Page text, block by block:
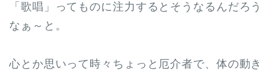
「歌唱」ってものに注力するとそうなるんだろう
なぁ～と。
心とか思いって時々ちょっと厄介者で、体の動き